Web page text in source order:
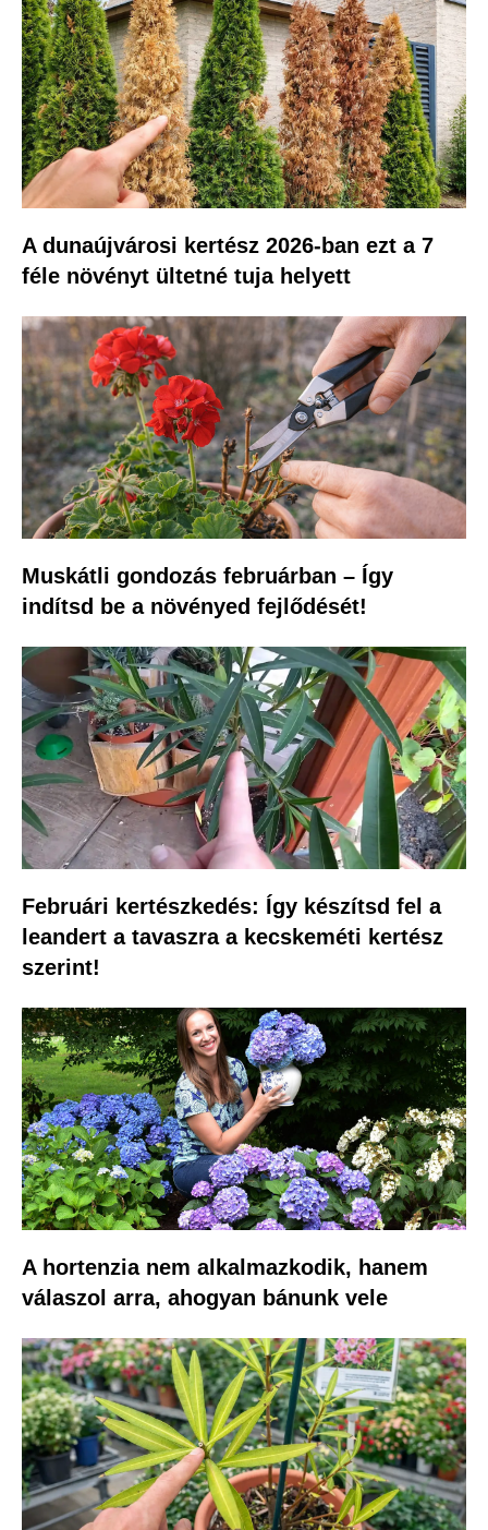
A dunaújvárosi kertész 2026-ban ezt a 7
féle növényt ültetné tuja helyett
Muskátli gondozás februárban – Így
indítsd be a növényed fejlődését!
Februári kertészkedés: Így készítsd fel a
leandert a tavaszra a kecskeméti kertész
szerint!
A hortenzia nem alkalmazkodik, hanem
válaszol arra, ahogyan bánunk vele